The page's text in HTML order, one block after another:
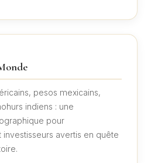
pesos mexicains,
indiens : une
pour
avertis en quête